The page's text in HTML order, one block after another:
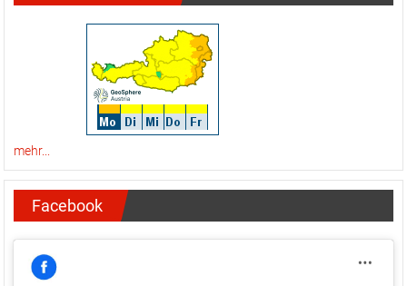
mehr...
Facebook